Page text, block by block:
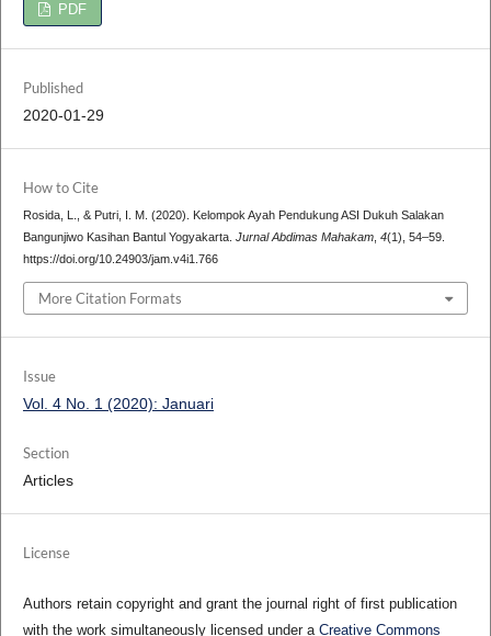
PDF
Published
2020-01-29
How to Cite
Rosida, L., & Putri, I. M. (2020). Kelompok Ayah Pendukung ASI Dukuh Salakan
Bangunjiwo Kasihan Bantul Yogyakarta. Jurnal Abdimas Mahakam, 4(1), 54–59.
https://doi.org/10.24903/jam.v4i1.766
More Citation Formats
Issue
Vol. 4 No. 1 (2020): Januari
Section
Articles
License
Authors retain copyright and grant the journal right of first publication
with the work simultaneously licensed under a Creative Commons